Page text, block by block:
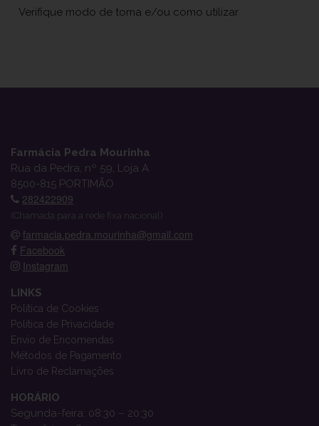
Verifique modo de toma e/ou como utilizar
Farmácia Pedra Mourinha
Rua da Pedra, nº 59, Loja A
8500-815 PORTIMÃO
282422909
(Chamada para a rede fixa nacional)
farmacia.pedra.mourinha@gmail.com
Facebook
Instagram
LINKS
Política de Cookies
Política de Privacidade
Envio de Encomendas
Métodos de Pagamento
Livro de Reclamações
HORÁRIO
Segunda-feira: 08:30 – 20:30